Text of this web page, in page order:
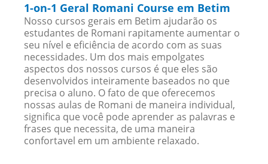
1-on-1 Geral Romani Course em Betim
Nosso cursos gerais em Betim ajudarão os
estudantes de Romani rapitamente aumentar o
seu nível e eficiência de acordo com as suas
necessidades. Um dos mais empolgates
aspectos dos nossos cursos é que eles são
desenvolvidos inteiramente baseados no que
precisa o aluno. O fato de que oferecemos
nossas aulas de Romani de maneira individual,
significa que você pode aprender as palavras e
frases que necessita, de uma maneira
confortavel em um ambiente relaxado.